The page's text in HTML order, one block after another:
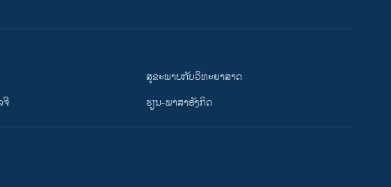
ຈີ
ສຸຂະພາບກັບວິທະຍາສາດ
ຮຽນ-ພາສາອັງກິດ